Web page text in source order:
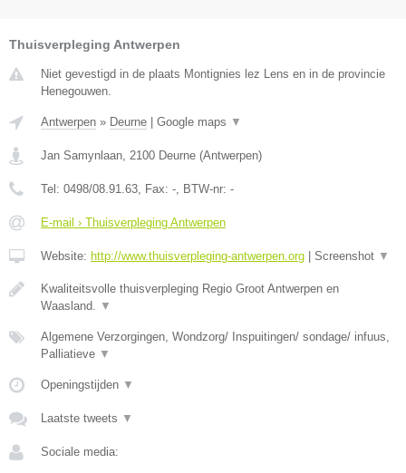
Thuisverpleging Antwerpen
Niet gevestigd in de plaats Montignies lez Lens en in de provincie
Henegouwen.
Antwerpen » Deurne | Google maps ▼
Jan Samynlaan 2100 Deurne (Antwerpen)
Tel: 0498/08.91.63 , Fax: - , BTW-nr: -
E-mail › Thuisverpleging Antwerpen
Website: http://www.thuisverpleging-antwerpen.org | Screenshot ▼
Kwaliteitsvolle thuisverpleging Regio Groot Antwerpen en
Waasland.
▼
Algemene Verzorgingen, Wondzorg/ Inspuitingen/ sondage/ infuus,
Palliatieve ▼
Openingstijden ▼
Laatste tweets ▼
Sociale media: